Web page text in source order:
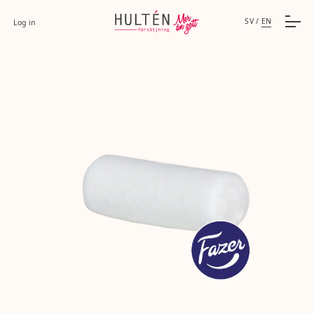
Log in SV / EN